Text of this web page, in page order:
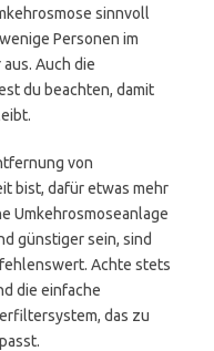
sinnvoll
Personen im
Auch die
du beachten, damit
von
bist, dafür etwas mehr
Umkehrosmoseanlage
günstiger sein, sind
Achte stets
die einfache
das zu